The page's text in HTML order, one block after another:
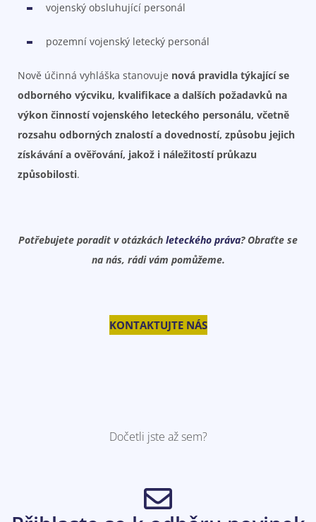
vojenský obsluhující personál
pozemní vojenský letecký personál
Nově účinná vyhláška stanovuje nová pravidla týkající se
odborného výcviku, kvalifikace a dalších požadavků na
výkon činností vojenského leteckého personálu, včetně
rozsahu odborných znalostí a dovedností, způsobu jejich
získávání a ověřování, jakož i náležitostí průkazu
způsobilosti.
Potřebujete poradit v otázkách leteckého práva? Obraťte se
na nás, rádi vám pomůžeme.
KONTAKTUJTE NÁS
Dočetli jste až sem?